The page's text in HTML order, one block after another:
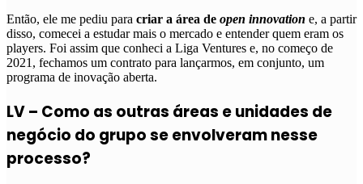
Então, ele me pediu para criar a área de open innovation e, a partir
disso, comecei a estudar mais o mercado e entender quem eram os
players. Foi assim que conheci a Liga Ventures e, no começo de
2021, fechamos um contrato para lançarmos, em conjunto, um
programa de inovação aberta.
LV – Como as outras áreas e unidades de
negócio do grupo se envolveram nesse
processo?